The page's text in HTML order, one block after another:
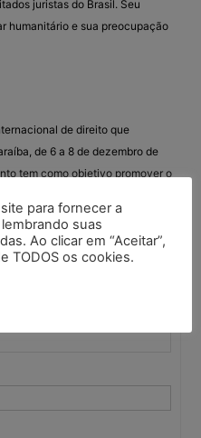
juristas do Brasil. Seu
humanitário e sua preocupação
de direito que
de 6 a 8 de dezembro de
tem como objetivo promover o
para fornecer a
suas
Ao clicar em “Aceitar”,
TODOS os cookies.